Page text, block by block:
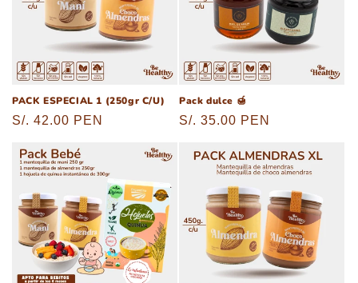
PACK ESPECIAL 1 (250gr C/U)
Precio
S/. 42.00 PEN
Pack dulce 🍯
Precio
S/. 35.00 PEN